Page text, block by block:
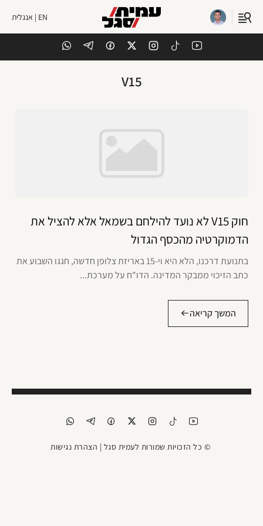
EN | אנגלית
V15
חוק V15 לא נועד להילחם בשמאל אלא להציל את
הדמוקרטיה מהכסף הגדול
בתנועת דרכנו, הלא היא וי-15 באריזת צלופן חדשה, חגגו השבוע את
כתב הזיכוי ממבקר המדינה. הדו"ח על מערכת...
המשך קריאה
© כל הזכויות שמורות לעמית סגל | הצהרת נגישות